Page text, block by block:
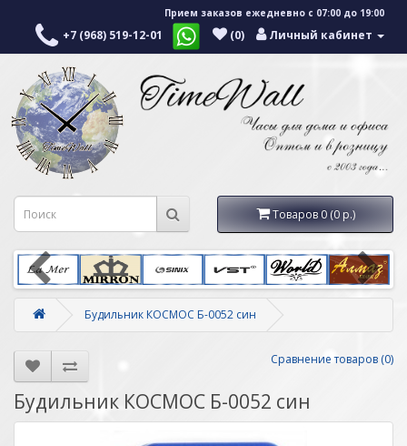
Прием заказов ежедневно с 07:00 до 19:00
+7 (968) 519-12-01 (0) Личный кабинет
Товаров 0 (0 р.)
Будильник КОСМОС Б-0052 син
Сравнение товаров (0)
Будильник КОСМОС Б-0052 син